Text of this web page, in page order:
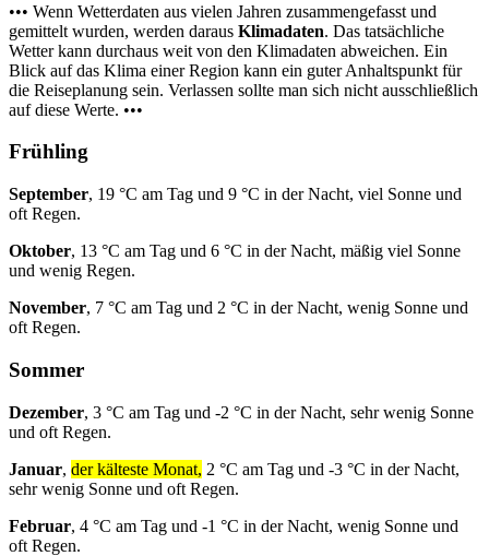
••• Wenn Wetterdaten aus vielen Jahren zusammengefasst und
gemittelt wurden, werden daraus Klimadaten. Das tatsächliche
Wetter kann durchaus weit von den Klimadaten abweichen. Ein
Blick auf das Klima einer Region kann ein guter Anhaltspunkt für
die Reiseplanung sein. Verlassen sollte man sich nicht ausschließlich
auf diese Werte. •••
Frühling
September, 19 °C am Tag und 9 °C in der Nacht, viel Sonne und
oft Regen.
Oktober, 13 °C am Tag und 6 °C in der Nacht, mäßig viel Sonne
und wenig Regen.
November, 7 °C am Tag und 2 °C in der Nacht, wenig Sonne und
oft Regen.
Sommer
Dezember, 3 °C am Tag und -2 °C in der Nacht, sehr wenig Sonne
und oft Regen.
Januar, der kälteste Monat, 2 °C am Tag und -3 °C in der Nacht,
sehr wenig Sonne und oft Regen.
Februar, 4 °C am Tag und -1 °C in der Nacht, wenig Sonne und
oft Regen.